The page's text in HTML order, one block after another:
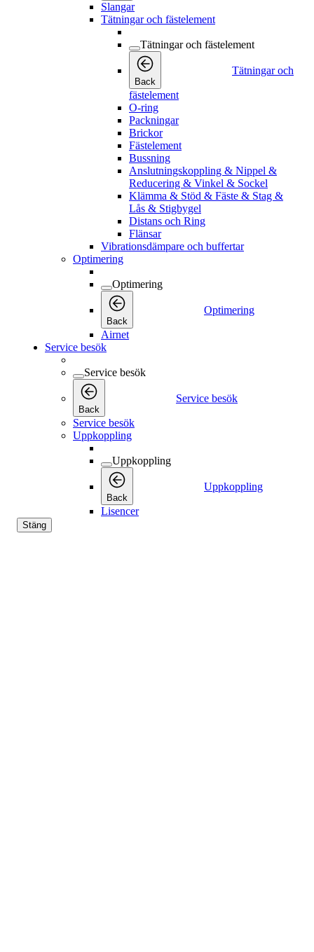
Slangar
Tätningar och fästelement
Tätningar och fästelement
Back
Tätningar och
fästelement
O-ring
Packningar
Brickor
Fästelement
Bussning
Anslutningskoppling & Nippel &
Reducering & Vinkel & Sockel
Klämma & Stöd & Fäste & Stag &
Lås & Stigbygel
Distans och Ring
Flänsar
Vibrationsdämpare och buffertar
Optimering
Optimering
Back
Optimering
Airnet
Service besök
Service besök
Back
Service besök
Service besök
Uppkoppling
Uppkoppling
Back
Uppkoppling
Lisencer
Stäng